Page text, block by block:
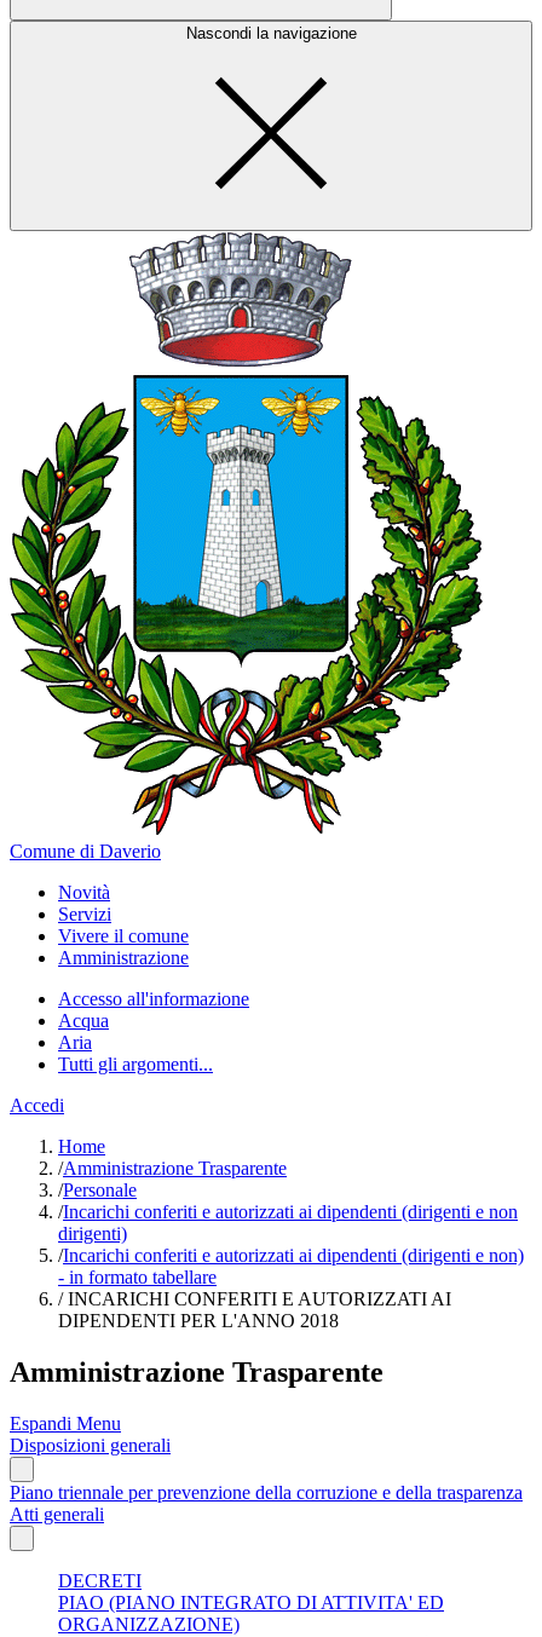
Nascondi la navigazione
Comune di Daverio
Novità
Servizi
Vivere il comune
Amministrazione
Accesso all'informazione
Acqua
Aria
Tutti gli argomenti...
Accedi
Home
/Amministrazione Trasparente
/Personale
/Incarichi conferiti e autorizzati ai dipendenti (dirigenti e non
dirigenti)
/Incarichi conferiti e autorizzati ai dipendenti (dirigenti e non)
- in formato tabellare
/INCARICHI CONFERITI E AUTORIZZATI AI
DIPENDENTI PER L'ANNO 2018
Amministrazione Trasparente
Espandi Menu
Disposizioni generali
Piano triennale per prevenzione della corruzione e della trasparenza
Atti generali
DECRETI
PIAO (PIANO INTEGRATO DI ATTIVITA' ED
ORGANIZZAZIONE)